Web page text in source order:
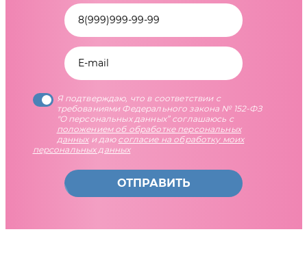
Я подтверждаю, что в соответствии с
требованиями Федерального закона № 152-ФЗ
"О персональных данных” соглашаюсь с
положением об обработке персональных
данныхи даю согласие на обработку моих
персональных данных
ОТПРАВИТЬ